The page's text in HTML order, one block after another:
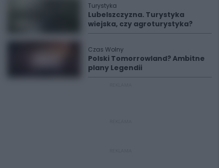
Turystyka
Lubelszczyzna. Turystyka
wiejska, czy agroturystyka?
Czas Wolny
Polski Tomorrowland? Ambitne
plany Legendii